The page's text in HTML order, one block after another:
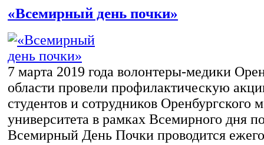
«Всемирный день почки»
7 марта 2019 года волонтеры-медики
области провели профилактическую
студентов и сотрудников Оренбургского
университета в рамках Всемирного дня
Всемирный День Почки проводится